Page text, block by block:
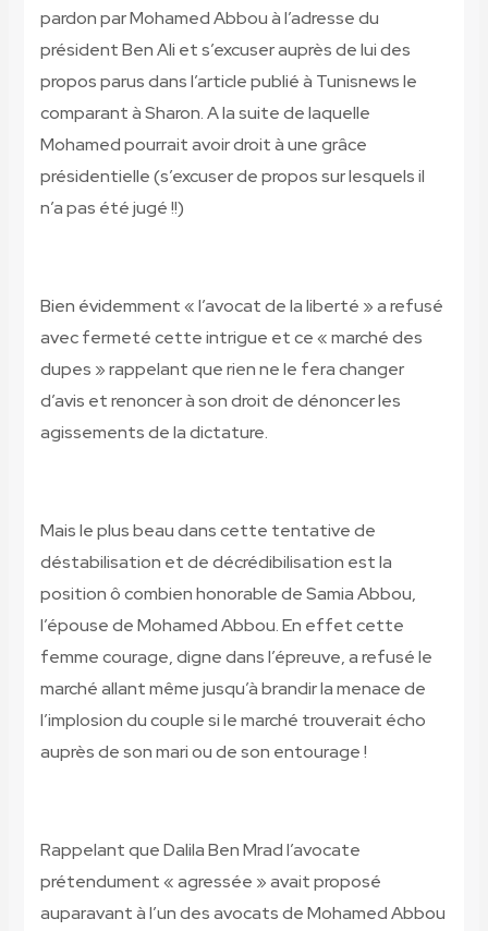
pardon par Mohamed Abbou à l’adresse du
président Ben Ali et s’excuser auprès de lui des
propos parus dans l’article publié à Tunisnews le
comparant à Sharon. A la suite de laquelle
Mohamed pourrait avoir droit à une grâce
présidentielle (s’excuser de propos sur lesquels il
n’a pas été jugé !!)
Bien évidemment « l’avocat de la liberté » a refusé
avec fermeté cette intrigue et ce « marché des
dupes » rappelant que rien ne le fera changer
d’avis et renoncer à son droit de dénoncer les
agissements de la dictature.
Mais le plus beau dans cette tentative de
déstabilisation et de décrédibilisation est la
position ô combien honorable de Samia Abbou,
l’épouse de Mohamed Abbou. En effet cette
femme courage, digne dans l’épreuve, a refusé le
marché allant même jusqu’à brandir la menace de
l’implosion du couple si le marché trouverait écho
auprès de son mari ou de son entourage !
Rappelant que Dalila Ben Mrad l’avocate
prétendument « agressée » avait proposé
auparavant à l’un des avocats de Mohamed Abbou